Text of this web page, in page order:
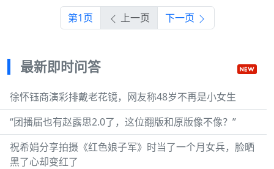
第1页 上一页 下一页
最新即时问答
徐怀钰商演彩排戴老花镜，网友称48岁不再是小女生
“团播届也有赵露思2.0了，这位翻版和原版像不像？”
祝希娟分享拍摄《红色娘子军》时当了一个月女兵，脸晒
黑了心却变红了